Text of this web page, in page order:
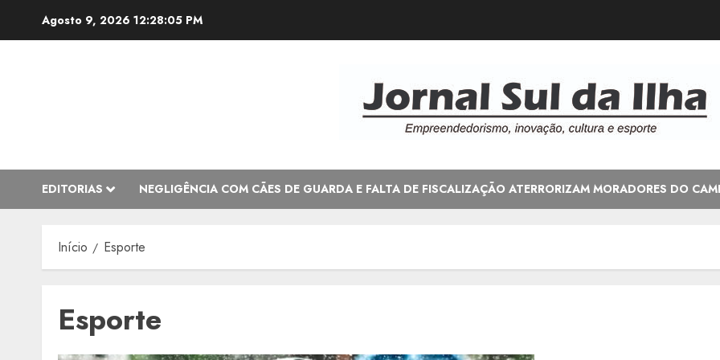
Agosto 9, 2026 12:28:06 PM
EDITORIAS NEGLIGÊNCIA COM CÃES DE GUARDA E FALTA DE FISCALIZAÇÃO ATERRORIZAM MORADORES DO
Início Esporte
Esporte